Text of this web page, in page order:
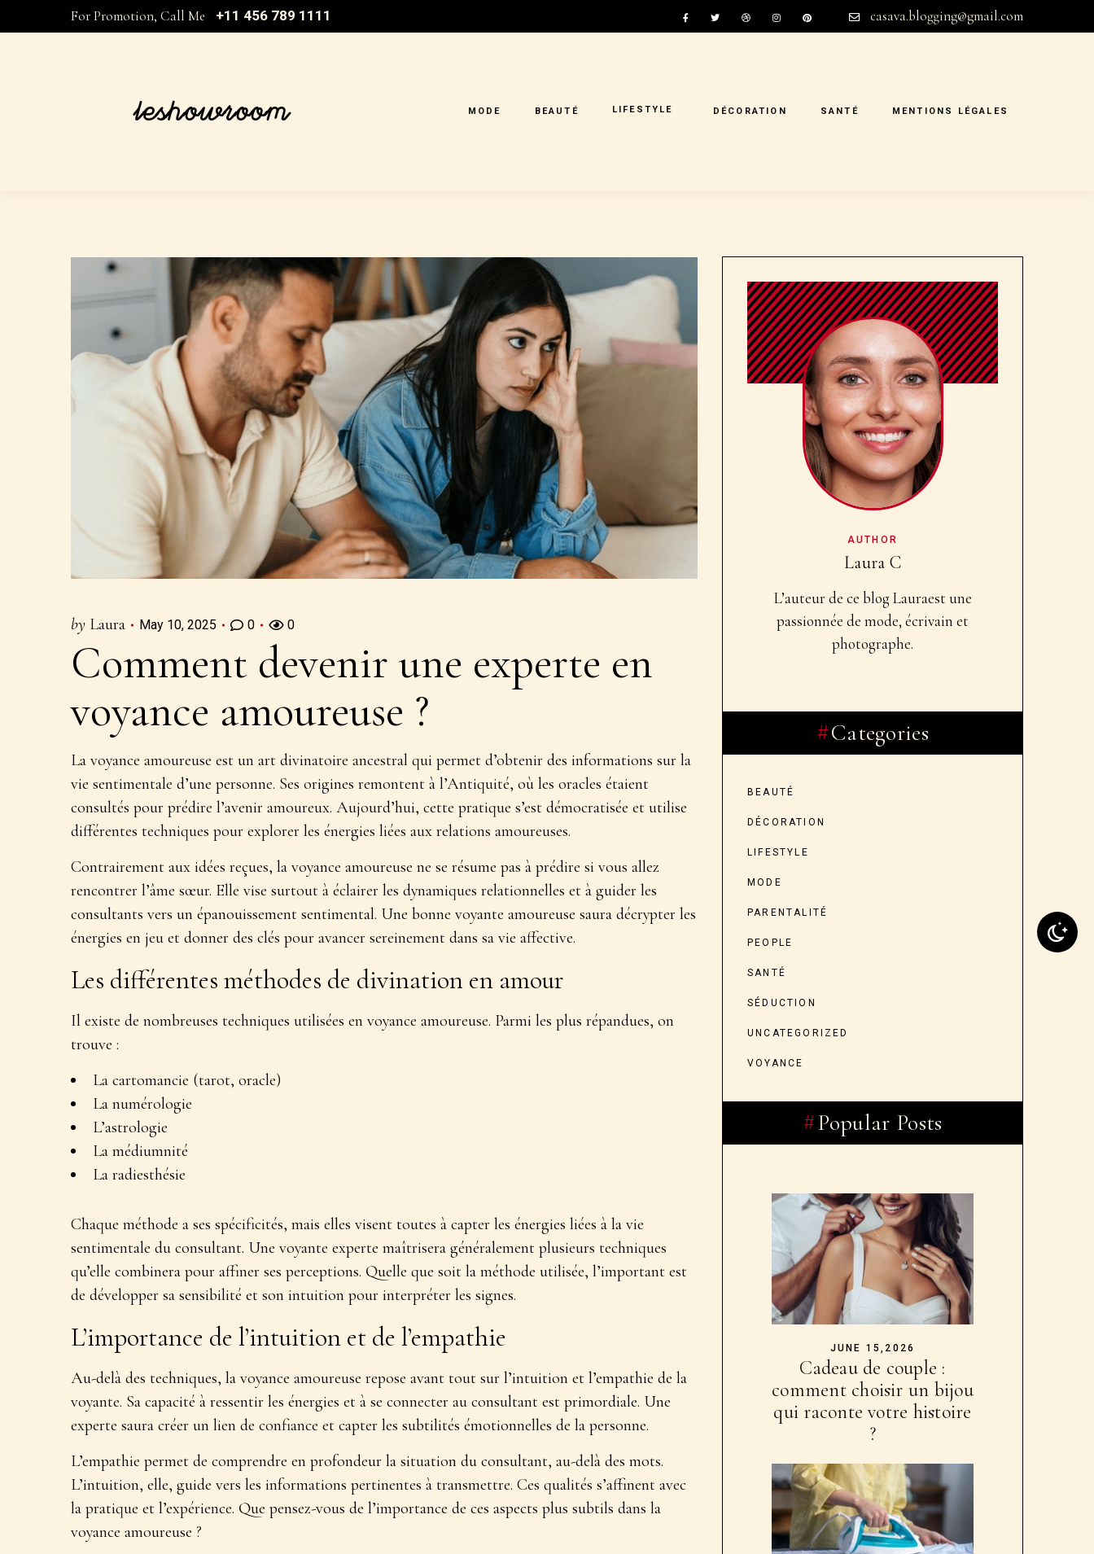
For Promotion, Call Me +11 456 789 1111 casava.blogging@gmail.com
MODE BEAUTÉ LIFESTYLE DÉCORATION SANTÉ MENTIONS LÉGALES
by Laura May 10, 2025 0 0
Comment devenir une experte en
voyance amoureuse ?
La voyance amoureuse est un art divinatoire ancestral qui permet d’obtenir des informations sur la
vie sentimentale d’une personne. Ses origines remontent à l’Antiquité, où les oracles étaient
consultés pour prédire l’avenir amoureux. Aujourd’hui, cette pratique s’est démocratisée et utilise
différentes techniques pour explorer les énergies liées aux relations amoureuses.
Contrairement aux idées reçues, la voyance amoureuse ne se résume pas à prédire si vous allez
rencontrer l’âme sœur. Elle vise surtout à éclairer les dynamiques relationnelles et à guider les
consultants vers un épanouissement sentimental. Une bonne voyante amoureuse saura décrypter les
énergies en jeu et donner des clés pour avancer sereinement dans sa vie affective.
Les différentes méthodes de divination en amour
Il existe de nombreuses techniques utilisées en voyance amoureuse. Parmi les plus répandues, on
trouve :
La cartomancie (tarot, oracle)
La numérologie
L’astrologie
La médiumnité
La radiesthésie
Chaque méthode a ses spécificités, mais elles visent toutes à capter les énergies liées à la vie
sentimentale du consultant. Une voyante experte maîtrisera généralement plusieurs techniques
qu’elle combinera pour affiner ses perceptions. Quelle que soit la méthode utilisée, l’important est
de développer sa sensibilité et son intuition pour interpréter les signes.
L’importance de l’intuition et de l’empathie
Au-delà des techniques, la voyance amoureuse repose avant tout sur l’intuition et l’empathie de la
voyante. Sa capacité à ressentir les énergies et à se connecter au consultant est primordiale. Une
experte saura créer un lien de confiance et capter les subtilités émotionnelles de la personne.
L’empathie permet de comprendre en profondeur la situation du consultant, au-delà des mots.
L’intuition, elle, guide vers les informations pertinentes à transmettre. Ces qualités s’affinent avec
la pratique et l’expérience. Que pensez-vous de l’importance de ces aspects plus subtils dans la
voyance amoureuse ?
AUTHOR
Laura C
L’auteur de ce blog Lauraest une
passionnée de mode, écrivain et
photographe.
Categories
BEAUTÉ
DÉCORATION
LIFESTYLE
MODE
PARENTALITÉ
PEOPLE
SANTÉ
SÉDUCTION
UNCATEGORIZED
VOYANCE
Popular Posts
JUNE 15,2026
Cadeau de couple :
comment choisir un bijou
qui raconte votre histoire
?